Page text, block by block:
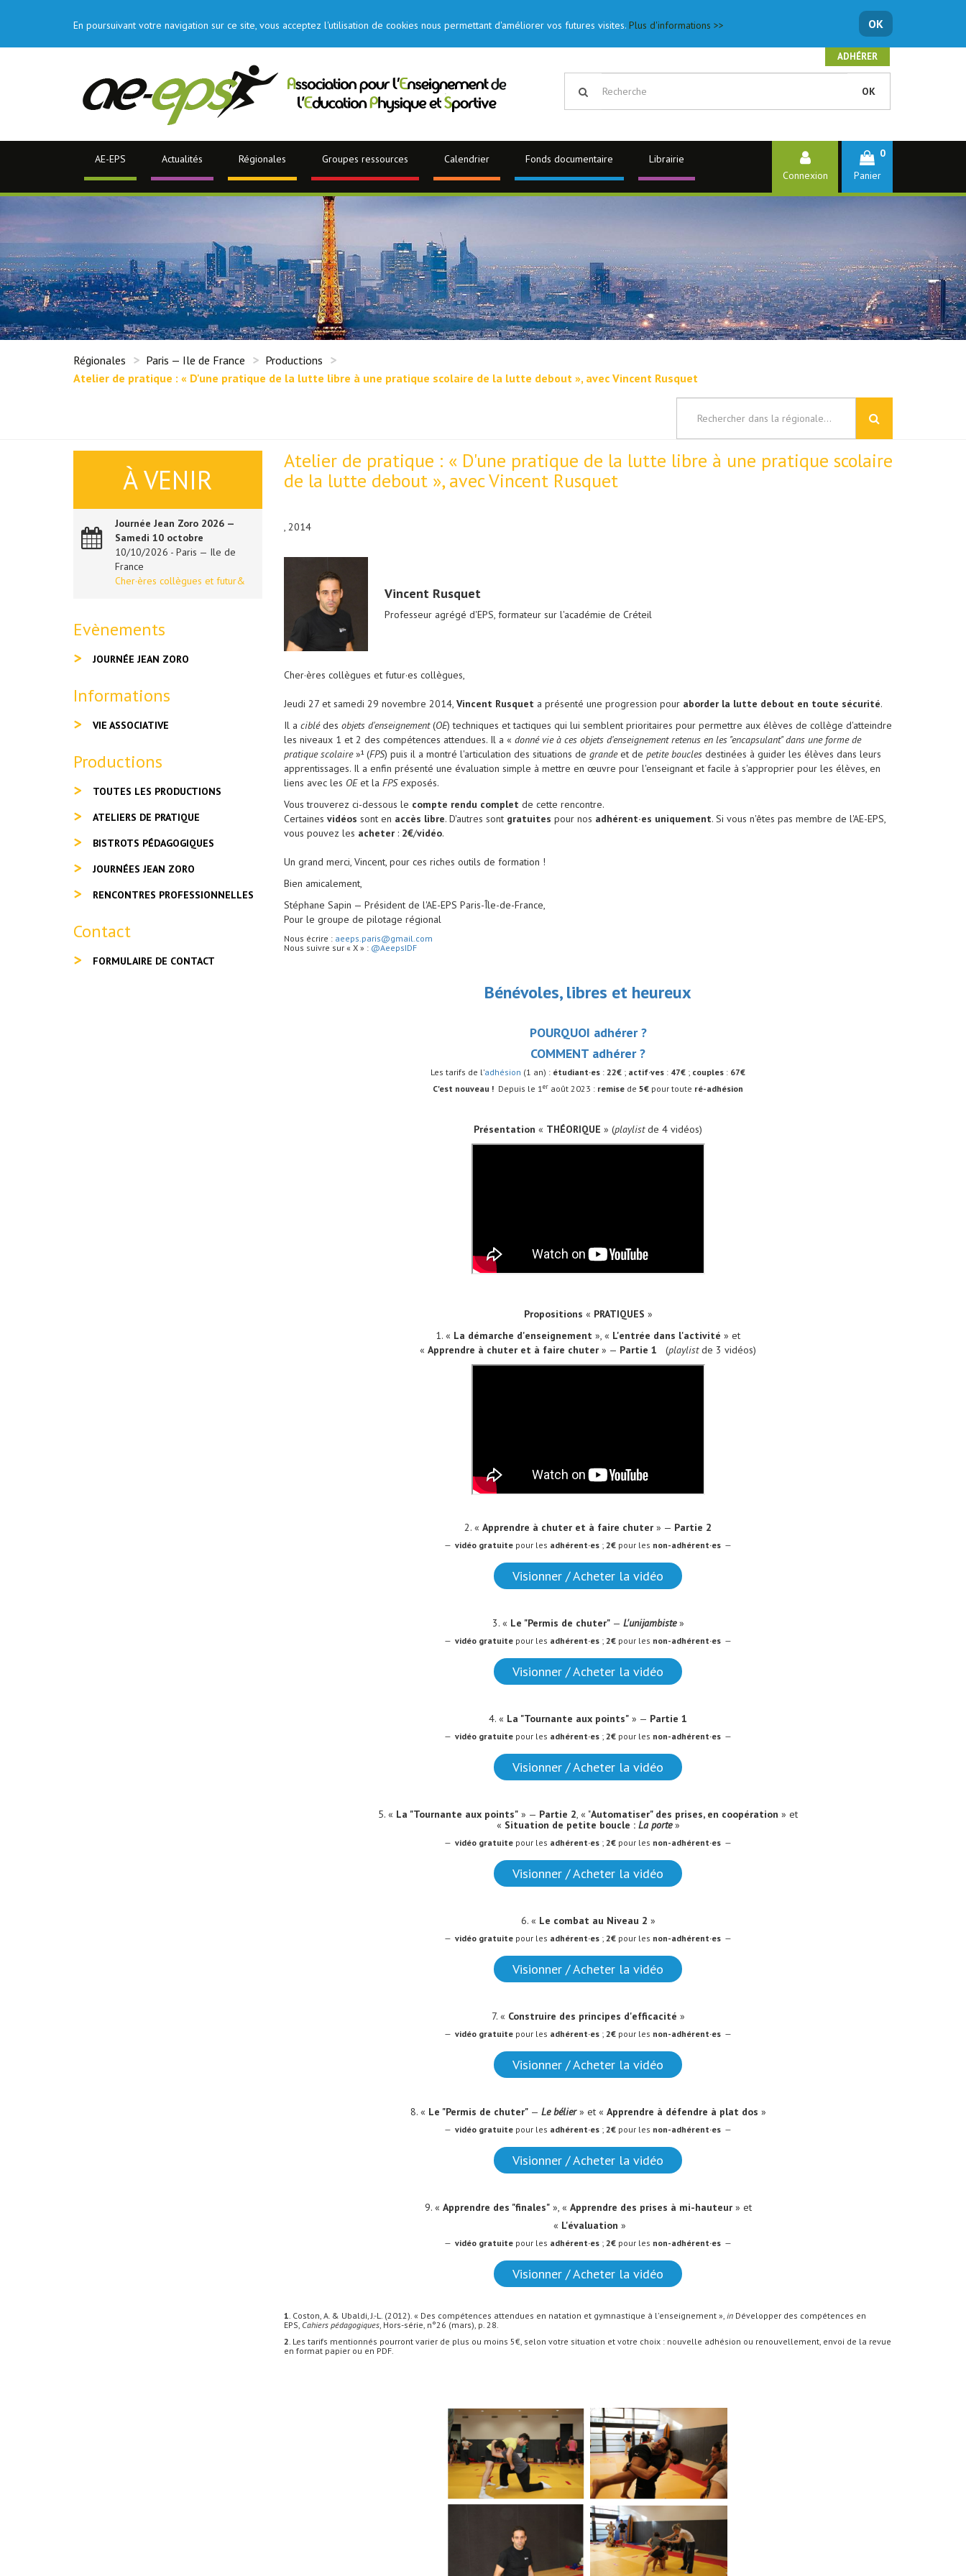
En poursuivant votre navigation sur ce site, vous acceptez l'utilisation de cookies nous permettant d'améliorer vos futures visites. Plus d'informations >> OK
ADHÉRER
OK
AE-EPS Actualités Régionales Groupes ressources Calendrier Fonds documentaire
Librairie
Connexion
0
Panier
Régionales Paris — Ile de France
Productions
Atelier de pratique : « D'une pratique de la lutte libre à une pratique scolaire de la lutte debout », avec Vincent Rusquet
Atelier de pratique : « D'une pratique de la lutte libre à une pratique scolaire
de la lutte debout », avec Vincent Rusquet
, 2014
Vincent Rusquet
Professeur agrégé d'EPS, formateur sur l'académie de Créteil
Cher·ères collègues et futur·es collègues,
Jeudi 27 et samedi 29 novembre 2014, Vincent Rusquet a présenté une progression pour aborder la lutte debout en toute sécurité.
Il a ciblédes objets d'enseignement(OE) techniques et tactiques qui lui semblent prioritaires pour permettre aux élèves de collège d'atteindre
les niveaux 1 et 2 des compétences attendues. Il a « donné vie à ces objets d'enseignement retenus en les "encapsulant" dans une forme de
pratique scolaire»1(FPS) puis il a montré l'articulation des situations de grandeet de petite bouclesdestinées à guider les élèves dans leurs
apprentissages. Il a enfin présenté une évaluation simple à mettre en œuvre pour l'enseignant et facile à s'approprier pour les élèves, en
liens avec les OEet la FPSexposés.
Vous trouverez ci-dessous le compte rendu complet de cette rencontre.
Certaines vidéos sont en accès libre. D'autres sontgratuites pour nos adhérent·es uniquement. Si vous n'êtes pas membre de l'AE-EPS,
vous pouvez les acheter: 2€/vidéo.
Un grand merci, Vincent, pour ces riches outils de formation !
Bien amicalement,
Stéphane Sapin — Président de l'AE-EPS Paris-Île-de-France,
Pour le groupe de pilotage régional
Nous écrire : aeeps.paris@gmail.com
Nous suivre sur « X » : @AeepsIDF
Bénévoles, libres et heureux
POURQUOI adhérer ?
COMMENT adhérer ?
Les tarifs de l'adhésion (1 an) : étudiant·es :22€ ; actif·ves : 47€ ; couples : 67€
C'est nouveau ! Depuis le 1er août 2023 : remise de 5€ pour toute ré-adhésion
Présentation « THÉORIQUE » (playlistde 4 vidéos)
Propositions « PRATIQUES »
1. « La démarche d'enseignement », « L'entrée dans l'activité » et
«Apprendre à chuter et à faire chuter » — Partie 1 (playlistde 3 vidéos)
2. «Apprendre à chuter et à faire chuter » — Partie 2
—vidéo gratuite pour les adhérent·es ;2€ pour les non-adhérent·es —
Visionner / Acheter la vidéo
3. « Le "Permis de chuter"— L'unijambiste»
—vidéo gratuite pour les adhérent·es ;2€ pour les non-adhérent·es —
Visionner / Acheter la vidéo
4. « La "Tournante aux points" » — Partie 1
—vidéo gratuite pour les adhérent·es ;2€ pour les non-adhérent·es —
Visionner / Acheter la vidéo
5. « La "Tournante aux points" » — Partie 2, « "Automatiser" des prises, en coopération » et
« Situation de petite boucle : La porte»
—vidéo gratuite pour les adhérent·es ;2€ pour les non-adhérent·es —
Visionner / Acheter la vidéo
6. « Le combat au Niveau 2 »
—vidéo gratuite pour les adhérent·es ;2€ pour les non-adhérent·es —
Visionner / Acheter la vidéo
7. « Construire des principes d'efficacité »
—vidéo gratuite pour les adhérent·es ;2€ pour les non-adhérent·es —
Visionner / Acheter la vidéo
8. « Le "Permis de chuter"— Le bélier» et « Apprendre à défendre à plat dos »
—vidéo gratuite pour les adhérent·es ;2€ pour les non-adhérent·es —
Visionner / Acheter la vidéo
9. « Apprendre des "finales"», « Apprendre des prises à mi-hauteur» et
« L'évaluation »
—vidéo gratuite pour les adhérent·es ;2€ pour les non-adhérent·es —
Visionner / Acheter la vidéo
1. Coston, A. & Ubaldi, J.-L. (2012). « Des compétences attendues en natation et gymnastique à l'enseignement », inDévelopper des compétences en
EPS, Cahiers pédagogiques, Hors-série, n°26 (mars), p. 28.
2. Les tarifs mentionnés pourront varier de plus ou moins 5€, selon votre situation et votre choix : nouvelle adhésion ou renouvellement, envoi de la revue
en format papier ou en PDF.
À VENIR
Journée Jean Zoro 2026 —
Samedi 10 octobre
10/10/2026 - Paris — Ile de
France
Cher·ères collègues et futur&
Evènements
JOURNÉE JEAN ZORO
Informations
VIE ASSOCIATIVE
Productions
TOUTES LES PRODUCTIONS
ATELIERS DE PRATIQUE
BISTROTS PÉDAGOGIQUES
JOURNÉES JEAN ZORO
RENCONTRES PROFESSIONNELLES
Contact
FORMULAIRE DE CONTACT